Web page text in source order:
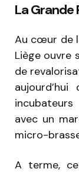
La Grande
Au cœur de
Liège ouvre
de
avec un
micro-
A terme,